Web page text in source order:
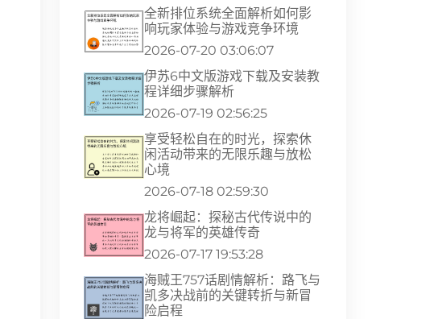
全新排位系统全面解析如何影
响玩家体验与游戏竞争环境
2026-07-20 03:06:07
伊苏6中文版游戏下载及安装教
程详细步骤解析
2026-07-19 02:56:25
享受轻松自在的时光，探索休
闲活动带来的无限乐趣与放松
心境
2026-07-18 02:59:30
龙将崛起：探秘古代传说中的
龙与将军的英雄传奇
2026-07-17 19:53:28
海贼王757话剧情解析：路飞与
凯多决战前的关键转折与新冒
险启程